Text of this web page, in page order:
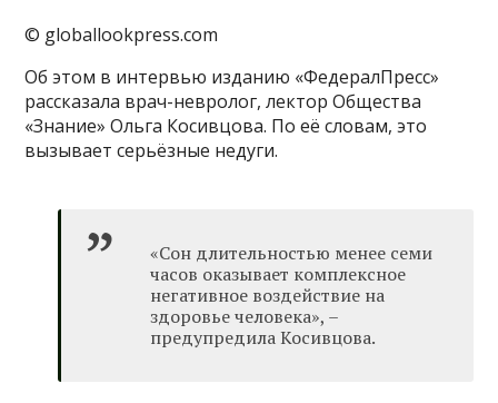
© globallookpress.com
Об этом в интервью изданию «ФедералПресс»
рассказала врач-невролог, лектор Общества
«Знание» Ольга Косивцова. По её словам, это
вызывает серьёзные недуги.
«Сон длительностью менее семи
часов оказывает комплексное
негативное воздействие на
здоровье человека», –
предупредила Косивцова.